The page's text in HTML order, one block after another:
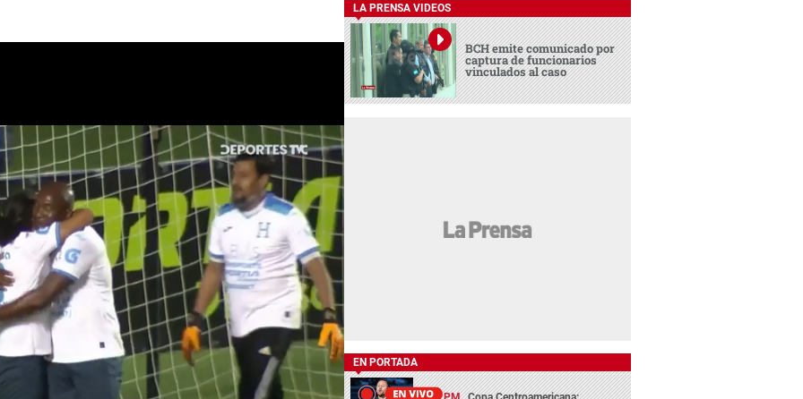
LA PRENSA VIDEOS
BCH emite comunicado por
captura de funcionarios
vinculados al caso
EN PORTADA